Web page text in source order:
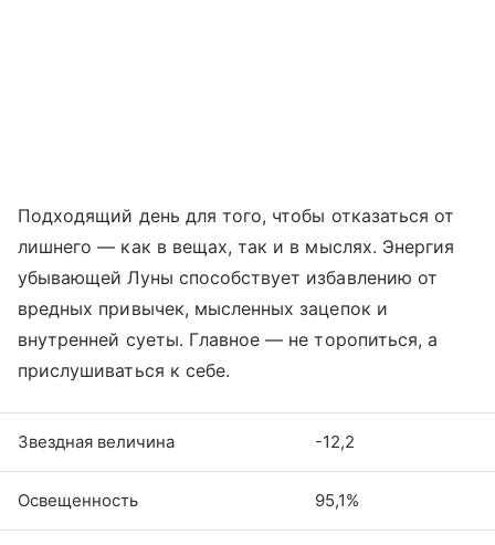
Подходящий день для того, чтобы отказаться от
лишнего — как в вещах, так и в мыслях. Энергия
убывающей Луны способствует избавлению от
вредных привычек, мысленных зацепок и
внутренней суеты. Главное — не торопиться, а
прислушиваться к себе.
Звездная величина -12,2
Освещенность 95,1%